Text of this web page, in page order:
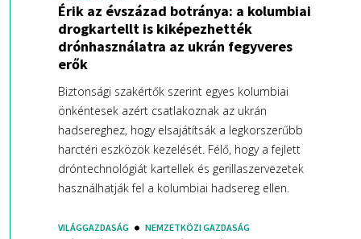
Érik az évszázad botránya: a kolumbiai
drogkartellt is kiképezhették
drónhasználatra az ukrán fegyveres
erők
Biztonsági szakértők szerint egyes kolumbiai
önkéntesek azért csatlakoznak az ukrán
hadsereghez, hogy elsajátítsák a legkorszerűbb
harctéri eszközök kezelését. Félő, hogy a fejlett
dróntechnológiát kartellek és gerillaszervezetek
használhatják fel a kolumbiai hadsereg ellen.
VILÁGGAZDASÁG NEMZETKÖZI GAZDASÁG